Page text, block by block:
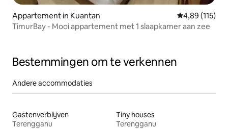
Appartement in Kuantan Gemiddelde
4,89 (115)
TimurBay - Mooi appartement met 1 slaapkamer aan zee
Bestemmingen om te verkennen
Andere accommodaties
Gastenverblijven
Terengganu
Tiny houses
Terengganu